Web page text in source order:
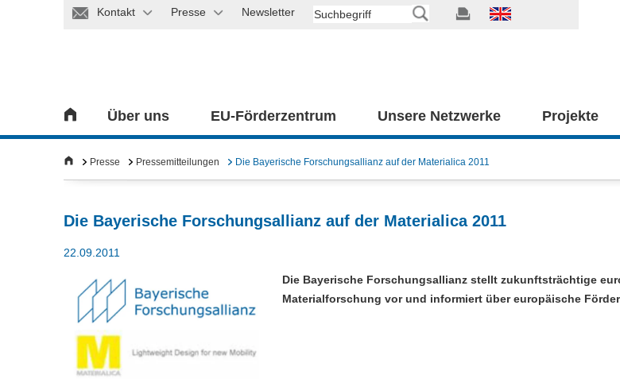
Kontakt Presse Newsletter
Über uns EU-Förderzentrum Unsere Netzwerke Projekte
Presse Pressemitteilungen Die Bayerische Forschungsallianz auf der Materialica 2011
Die Bayerische Forschungsallianz auf der Materialica 2011
22.09.2011
Die Bayerische Forschungsallianz stellt zukunftsträchtige
Materialforschung vor und informiert über europäische